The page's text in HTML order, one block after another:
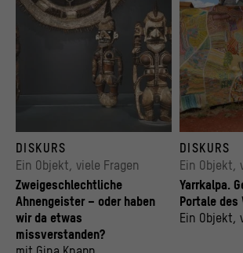
© Staatliche Museen zu Berlin, Humboldt Forum / Patrick
DISKURS
Ein Objekt, viele Fragen
Zweigeschlechtliche
Ahnengeister – oder haben
wir da etwas
missverstanden?
© Gabrielle
DISKURS
Ein Objekt,
Yarrkalpa.
Portale des
Ein Objekt,